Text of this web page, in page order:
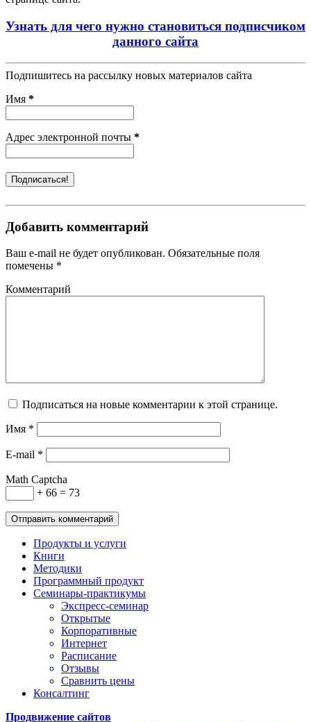
Узнать для чего нужно становиться подписчиком
данного сайта
Подпишитесь на рассылку новых материалов сайта
Имя *
Адрес электронной почты *
Добавить комментарий
Ваш e-mail не будет опубликован. Обязательные поля
помечены *
Комментарий
Подписаться на новые комментарии к этой странице.
Имя *
E-mail *
Math Captcha
+ 66 = 73
Продукты и услуги
Книги
Методики
Программный продукт
Семинары-практикумы
Экспресс-семинар
Открытые
Корпоративные
Интернет
Расписание
Отзывы
Сравнить цены
Консалтинг
Продвижение сайтов